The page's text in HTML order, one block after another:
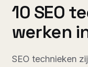
10 SEO
werken
SEO technieken